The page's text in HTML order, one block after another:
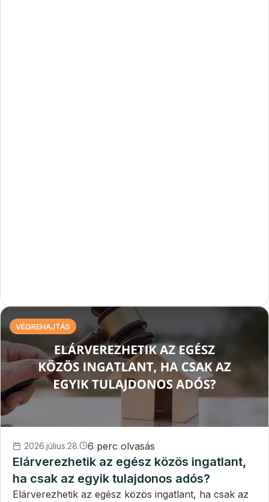
VÉGREHAJTÁS
2026.július.28. 6 perc olvasás
Elárverezhetik az egész közös ingatlant,
ha csak az egyik tulajdonos adós?
Elárverezhetik az egész közös ingatlant, ha csak az